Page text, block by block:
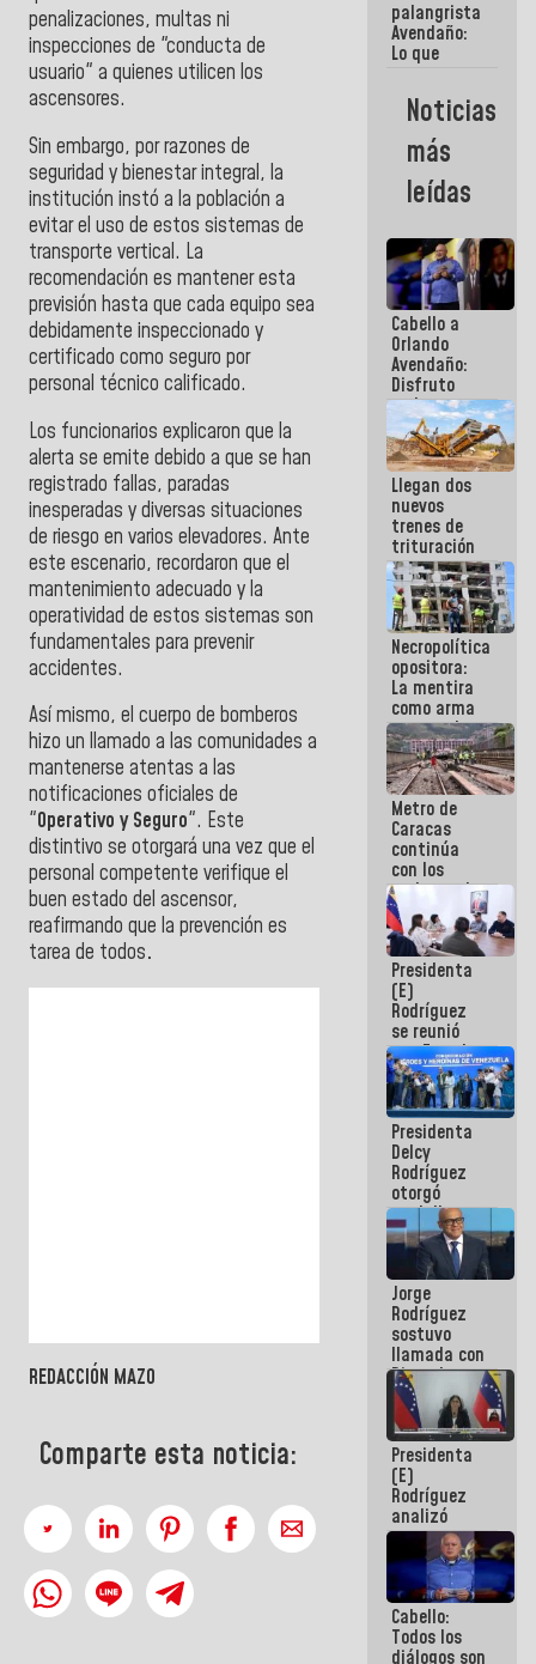
penalizaciones, multas ni
inspecciones de "conducta de
usuario" a quienes utilicen los
ascensores.
Sin embargo, por razones de
seguridad y bienestar integral, la
institución instó a la población a
evitar el uso de estos sistemas de
transporte vertical. La
recomendación es mantener esta
previsión hasta que cada equipo sea
debidamente inspeccionado y
certificado como seguro por
personal técnico calificado.
Los funcionarios explicaron que la
alerta se emite debido a que se han
registrado fallas, paradas
inesperadas y diversas situaciones
de riesgo en varios elevadores. Ante
este escenario, recordaron que el
mantenimiento adecuado y la
operatividad de estos sistemas son
fundamentales para prevenir
accidentes.
Así mismo, el cuerpo de bomberos
hizo un llamado a las comunidades a
mantenerse atentas a las
notificaciones oficiales de
"Operativo y Seguro". Este
distintivo se otorgará una vez que el
personal competente verifique el
buen estado del ascensor,
reafirmando que la prevención es
tarea de todos.
REDACCIÓN MAZO
Comparte esta noticia:
palangrista
Avendaño:
Lo que
escribir
hazlo hoy
por que no
sabemos si
la semana
que viene
programa
Noticias
más
leídas
Cabello a
Orlando
Avendaño:
Disfruto
cada vez
que escribes
porque lo
que haces
es
embarrarla
Llegan dos
nuevos
trenes de
trituración
para
optimizar
manejo de
escombros
en La Guaira
Necropolítica
opositora:
La mentira
como arma
contra el
Pueblo
Metro de
Caracas
continúa
con los
trabajos de
mantenimiento
e inspección
en la Línea 2
Presidenta
(E)
Rodríguez
se reunió
con Estado
Mayor
Eléctrico
para
abordar
planes de
acción
Presidenta
Delcy
Rodríguez
otorgó
medalla
"Héroe de
Venezuela"
a servidores
públicos
Jorge
Rodríguez
sostuvo
llamada con
Dinorah
Figuera y
acuerdan
primer
encuentro
presencial
para el
diálogo
Presidenta
(E)
Rodríguez
analizó
junto a
gobernadores
planes de
recuperación
del Sistema
Eléctrico
Cabello:
Todos los
diálogos son